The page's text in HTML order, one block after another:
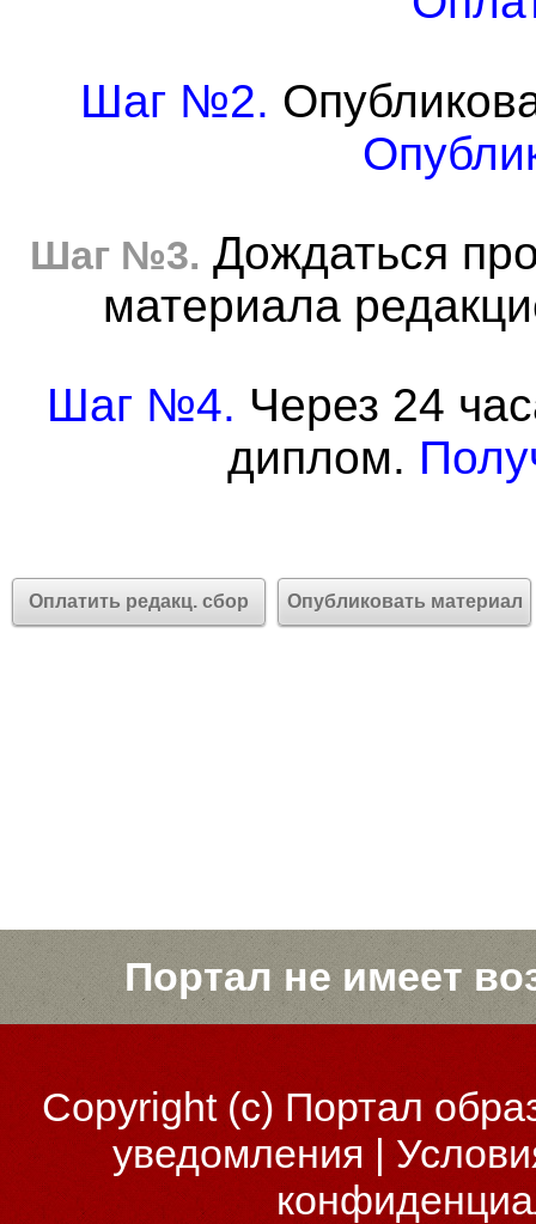
Шаг №2.
Шаг №3. Дождаться
материала
Шаг №4. Через 24
диплом.
Оплатить редакц. сбор Опубликовать материал
Портал не имеет
Copyright (c)Портал
уведомления |